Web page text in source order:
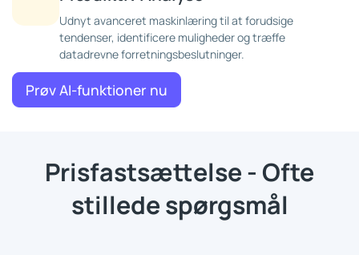
Udnyt avanceret maskinlæring til at forudsige
tendenser, identificere muligheder og træffe
datadrevne forretningsbeslutninger.
Prøv AI-funktioner nu
Prisfastsættelse - Ofte
stillede spørgsmål